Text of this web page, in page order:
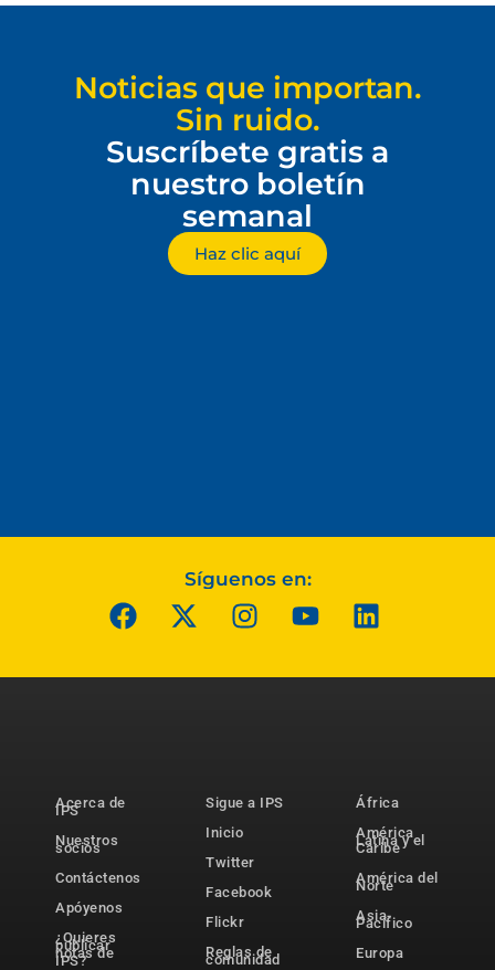
Noticias que importan.
Sin ruido.
Suscríbete gratis a
nuestro boletín
semanal
Haz clic aquí
Síguenos en:
Acerca de
IPS
Nuestros
socios
Contáctenos
Apóyenos
¿Quieres
publicar
notas de
IPS?
Sigue a IPS
Inicio
Twitter
Facebook
Flickr
Reglas de
comunidad
África
América
Latina y el
Caribe
América del
Norte
Asia-
Pacífico
Europa